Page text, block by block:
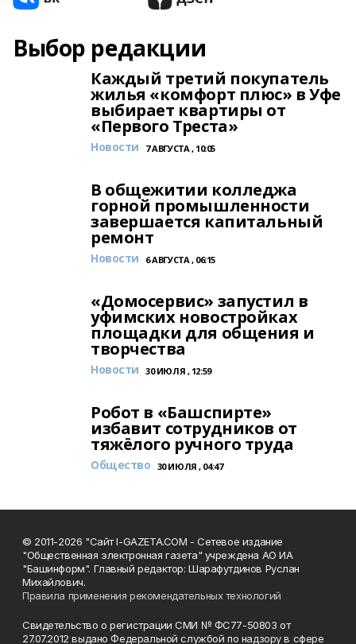
Выбор редакции
Каждый третий покупатель
жилья «комфорт плюс» в Уфе
выбирает квартиры от
«Первого Треста»
Новости 7 АВГУСТА , 10:05
В общежитии колледжа
горной промышленности
завершается капитальный
ремонт
Новости 6 АВГУСТА , 06:15
«Домосервис» запустил в
уфимских новостройках
площадки для общения и
творчества
Новости 30 ИЮЛЯ , 12:59
Робот в «Башспирте»
избавит сотрудников от
тяжёлого ручного труда
Общество 30 ИЮЛЯ , 04:47
© 2011-2026 "Сайт I-GAZETA.COM - Сетевое издание
"Общественная электронная газета" учреждена АО ИА
"Башинформ". Главный редактор: Шарафутдинов Руслан
Михайлович.
Правила применения рекомендательных технологий
Свидетельство о регистрации СМИ № ФС77-50803 от
27.07.2012 выдано Федеральной службой по надзору в сфере